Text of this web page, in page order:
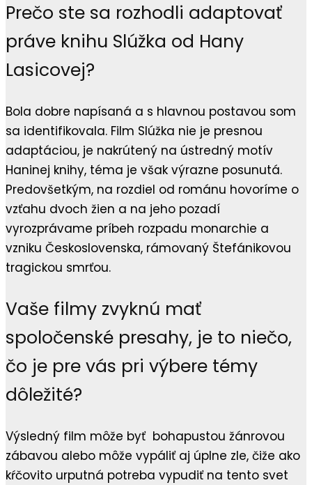
Prečo ste sa rozhodli adaptovať
práve knihu Slúžka od Hany
Lasicovej?
Bola dobre napísaná a s hlavnou postavou som
sa identifikovala. Film Slúžka nie je presnou
adaptáciou, je nakrútený na ústredný motív
Haninej knihy, téma je však výrazne posunutá.
Predovšetkým, na rozdiel od románu hovoríme o
vzťahu dvoch žien a na jeho pozadí
vyrozprávame príbeh rozpadu monarchie a
vzniku Československa, rámovaný Štefánikovou
tragickou smrťou.
Vaše filmy zvyknú mať
spoločenské presahy, je to niečo,
čo je pre vás pri výbere témy
dôležité?
Výsledný film môže byť bohapustou žánrovou
zábavou alebo môže vypáliť aj úplne zle, čiže ako
kŕčovito urputná potreba vypudiť na tento svet